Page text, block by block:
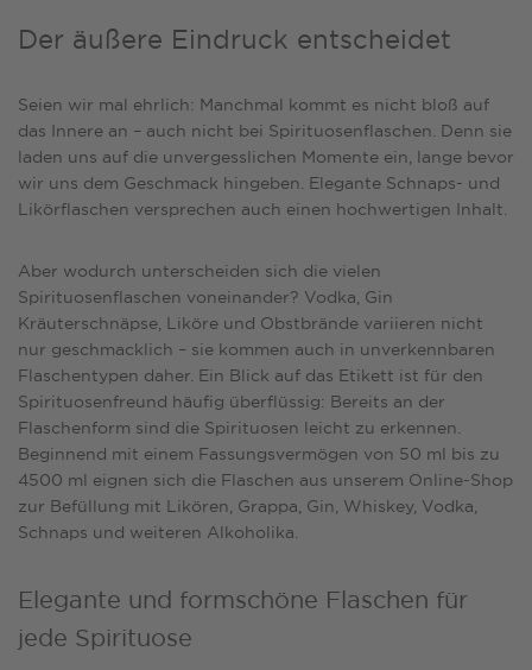
Der äußere Eindruck entscheidet
Seien wir mal ehrlich: Manchmal kommt es nicht bloß auf
das Innere an – auch nicht bei Spirituosenflaschen. Denn sie
laden uns auf die unvergesslichen Momente ein, lange bevor
wir uns dem Geschmack hingeben. Elegante Schnaps- und
Likörflaschen versprechen auch einen hochwertigen Inhalt.
Aber wodurch unterscheiden sich die vielen
Spirituosenflaschen voneinander? Vodka, Gin
Kräuterschnäpse, Liköre und Obstbrände variieren nicht
nur geschmacklich – sie kommen auch in unverkennbaren
Flaschentypen daher. Ein Blick auf das Etikett ist für den
Spirituosenfreund häufig überflüssig: Bereits an der
Flaschenform sind die Spirituosen leicht zu erkennen.
Beginnend mit einem Fassungsvermögen von 50 ml bis zu
4500 ml eignen sich die Flaschen aus unserem Online-Shop
zur Befüllung mit Likören, Grappa, Gin, Whiskey, Vodka,
Schnaps und weiteren Alkoholika.
Elegante und formschöne Flaschen für
jede Spirituose